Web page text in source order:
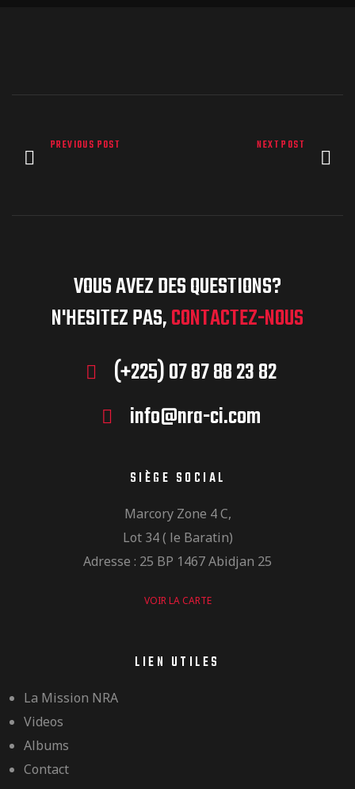
PREVIOUS POST NEXT POST
VOUS AVEZ DES QUESTIONS?
N'HESITEZ PAS,CONTACTEZ-NOUS
(+225) 07 87 88 23 82
info@nra-ci.com
SIÈGE SOCIAL
Marcory Zone 4 C,
Lot 34 ( le Baratin)
Adresse : 25 BP 1467 Abidjan 25
VOIR LA CARTE
LIEN UTILES
La Mission NRA
Videos
Albums
Contact